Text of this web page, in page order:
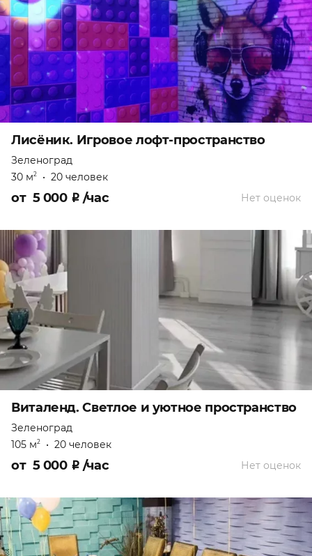
Лисёник. Игровое лофт-пространство
Зеленоград
30 м2 • 20 человек
Нет оценок
от 5 000 ₽ /час
Виталенд. Светлое и уютное пространство
Зеленоград
105 м2 • 20 человек
Нет оценок
от 5 000 ₽ /час